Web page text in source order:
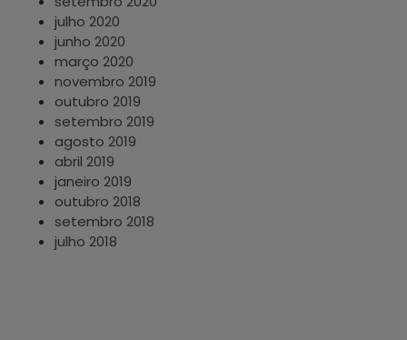
julho 2020
junho 2020
março 2020
novembro 2019
outubro 2019
setembro 2019
agosto 2019
abril 2019
janeiro 2019
outubro 2018
setembro 2018
julho 2018